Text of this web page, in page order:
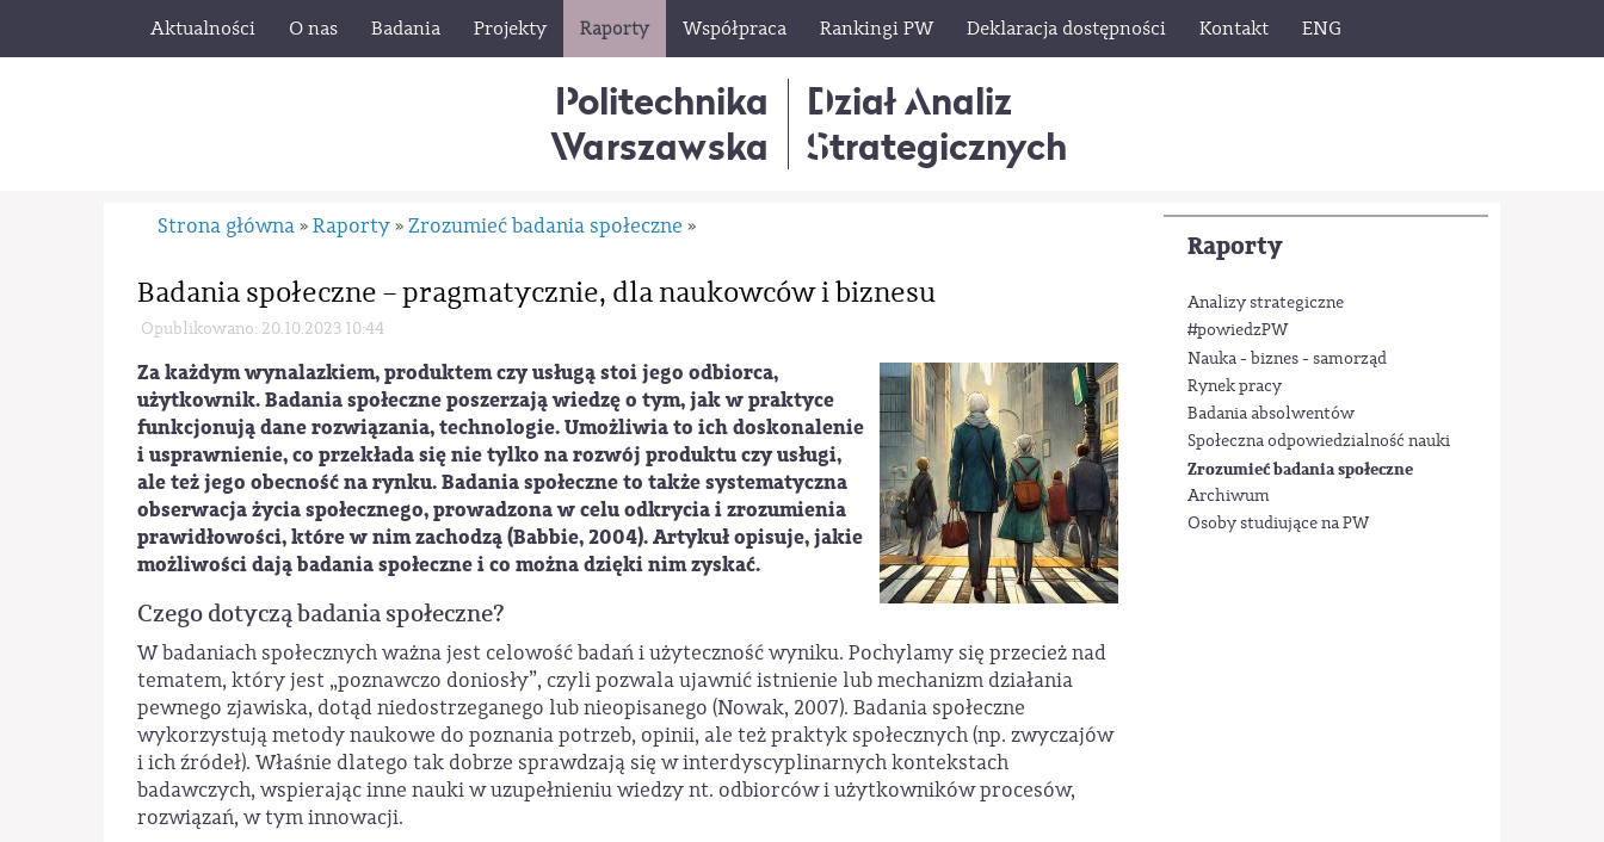
Aktualności O nas Badania Projekty Raporty Współpraca Rankingi PW Deklaracja dostępności Kontakt ENG
Politechnika
Warszawska
Dział Analiz
Strategicznych
Raporty
Analizy strategiczne
#powiedzPW
Nauka - biznes - samorząd
Rynek pracy
Badania absolwentów
Społeczna odpowiedzialność nauki
Zrozumieć badania społeczne
Archiwum
Osoby studiujące na PW
Strona główna » Raporty » Zrozumieć badania społeczne »
Badania społeczne – pragmatycznie, dla naukowców i biznesu
Opublikowano: 20.10.2023 10:44
Za każdym wynalazkiem, produktem czy usługą stoi jego odbiorca,
użytkownik. Badania społeczne poszerzają wiedzę o tym, jak w praktyce
funkcjonują dane rozwiązania, technologie. Umożliwia to ich doskonalenie
i usprawnienie, co przekłada się nie tylko na rozwój produktu czy usługi,
ale też jego obecność na rynku. Badania społeczne to także systematyczna
obserwacja życia społecznego, prowadzona w celu odkrycia i zrozumienia
prawidłowości, które w nim zachodzą (Babbie, 2004). Artykuł opisuje, jakie
możliwości dają badania społeczne i co można dzięki nim zyskać.
Czego dotyczą badania społeczne?
W badaniach społecznych ważna jest celowość badań i użyteczność wyniku. Pochylamy się przecież nad
tematem, który jest „poznawczo doniosły”, czyli pozwala ujawnić istnienie lub mechanizm działania
pewnego zjawiska, dotąd niedostrzeganego lub nieopisanego (Nowak, 2007). Badania społeczne
wykorzystują metody naukowe do poznania potrzeb, opinii, ale też praktyk społecznych (np. zwyczajów
i ich źródeł). Właśnie dlatego tak dobrze sprawdzają się w interdyscyplinarnych kontekstach
badawczych, wspierając inne nauki w uzupełnieniu wiedzy nt. odbiorców i użytkowników procesów,
rozwiązań, w tym innowacji.